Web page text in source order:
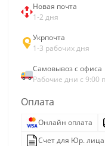
Новая почта
1-2 дня
Укрпочта
1-3 рабочих дня
Самовывоз с офиса
Рабочие дни с 9:00
Оплата
Онлайн оплата
Счет для Юр. лица